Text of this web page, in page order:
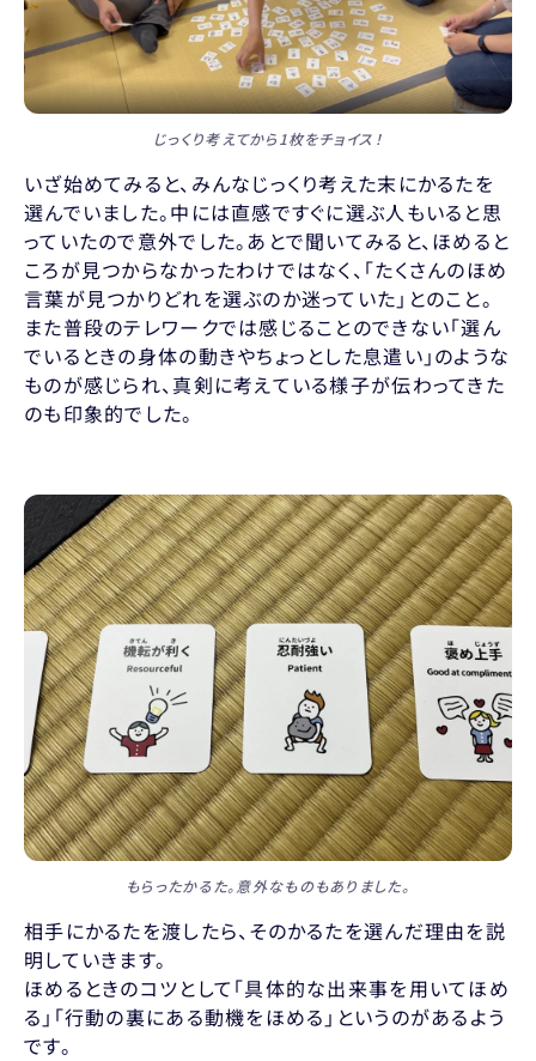
じっくり考えてから1枚をチョイス！
いざ始めてみると、みんなじっくり考えた末にかるたを
選んでいました。中には直感ですぐに選ぶ人もいると思
っていたので意外でした。あとで聞いてみると、ほめると
ころが見つからなかったわけではなく、「たくさんのほめ
言葉が見つかりどれを選ぶのか迷っていた」とのこと。
また普段のテレワークでは感じることのできない「選ん
でいるときの身体の動きやちょっとした息遣い」のような
ものが感じられ、真剣に考えている様子が伝わってきた
のも印象的でした。
もらったかるた。意外なものもありました。
相手にかるたを渡したら、そのかるたを選んだ理由を説
明していきます。
ほめるときのコツとして「具体的な出来事を用いてほめ
る」「行動の裏にある動機をほめる」というのがあるよう
です。